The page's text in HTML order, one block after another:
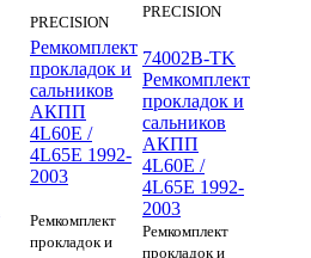
PRECISION
PRECISION
Ремкомплект
прокладок и
сальников
АКПП
4L60E /
4L65E 1992-
2003
Ремкомплект
прокладок и
74002B-TK
Ремкомплект
прокладок и
сальников
АКПП
4L60E /
4L65E 1992-
2003
Ремкомплект
прокладок и